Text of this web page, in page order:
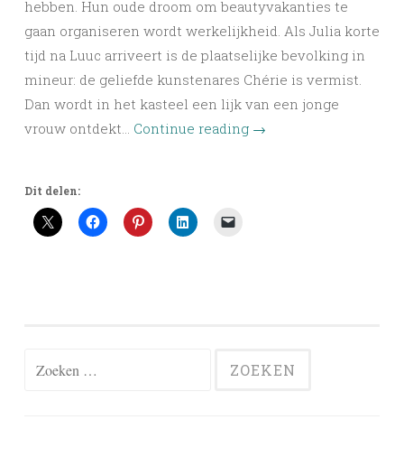
hebben. Hun oude droom om beautyvakanties te
gaan organiseren wordt werkelijkheid. Als Julia korte
tijd na Luuc arriveert is de plaatselijke bevolking in
mineur: de geliefde kunstenares Chérie is vermist.
Dan wordt in het kasteel een lijk van een jonge
vrouw ontdekt… Continue reading →
Dit delen:
Zoeken